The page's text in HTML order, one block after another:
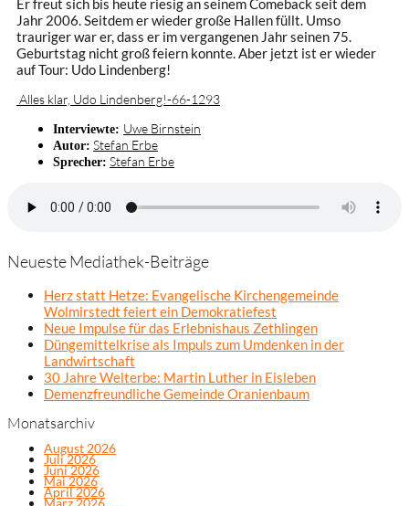
Er freut sich bis heute riesig an seinem Comeback seit dem
Jahr 2006. Seitdem er wieder große Hallen füllt. Umso
trauriger war er, dass er im vergangenen Jahr seinen 75.
Geburtstag nicht groß feiern konnte. Aber jetzt ist er wieder
auf Tour: Udo Lindenberg!
Alles klar, Udo Lindenberg!-66-1293
Interviewte: Uwe Birnstein
Autor: Stefan Erbe
Sprecher: Stefan Erbe
Neueste Mediathek-Beiträge
Herz statt Hetze: Evangelische Kirchengemeinde
Wolmirstedt feiert ein Demokratiefest
Neue Impulse für das Erlebnishaus Zethlingen
Düngemittelkrise als Impuls zum Umdenken in der
Landwirtschaft
30 Jahre Welterbe: Martin Luther in Eisleben
Demenzfreundliche Gemeinde Oranienbaum
Monatsarchiv
August 2026
Juli 2026
Juni 2026
Mai 2026
April 2026
März 2026